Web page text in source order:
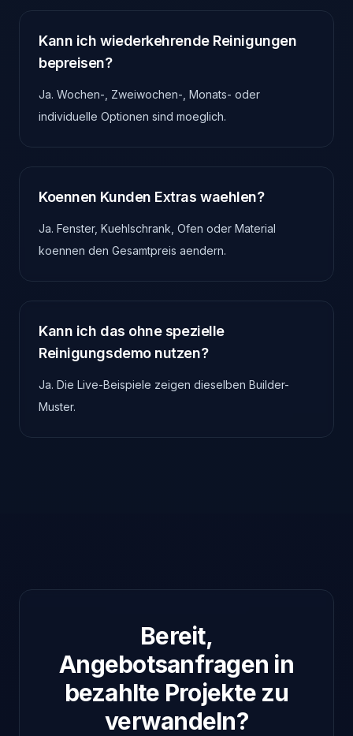
Kann ich wiederkehrende Reinigungen
bepreisen?
Ja. Wochen-, Zweiwochen-, Monats- oder
individuelle Optionen sind moeglich.
Koennen Kunden Extras waehlen?
Ja. Fenster, Kuehlschrank, Ofen oder Material
koennen den Gesamtpreis aendern.
Kann ich das ohne spezielle
Reinigungsdemo nutzen?
Ja. Die Live-Beispiele zeigen dieselben Builder-
Muster.
Bereit,
Angebotsanfragen in
bezahlte Projekte zu
verwandeln?